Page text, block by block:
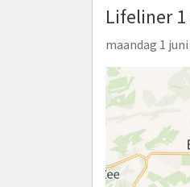
Lifeliner
maandag 1